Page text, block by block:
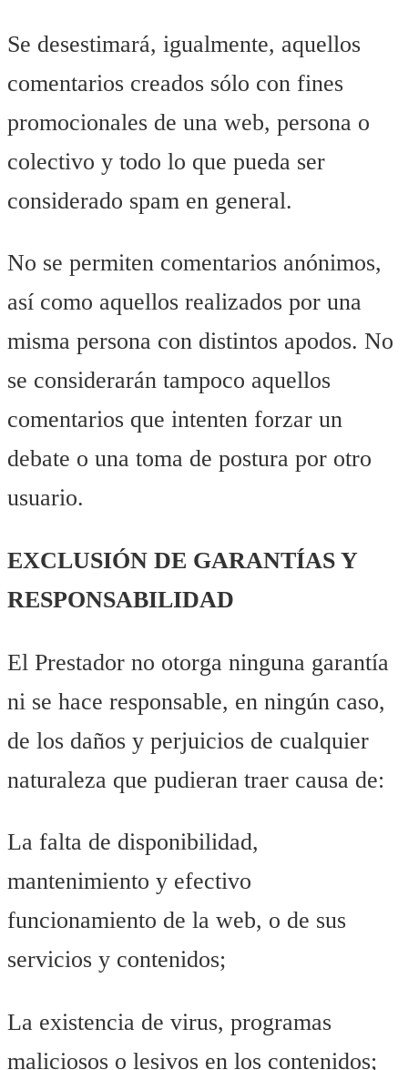
Se desestimará, igualmente, aquellos
comentarios creados sólo con fines
promocionales de una web, persona o
colectivo y todo lo que pueda ser
considerado spam en general.
No se permiten comentarios anónimos,
así como aquellos realizados por una
misma persona con distintos apodos. No
se considerarán tampoco aquellos
comentarios que intenten forzar un
debate o una toma de postura por otro
usuario.
EXCLUSIÓN DE GARANTÍAS Y
RESPONSABILIDAD
El Prestador no otorga ninguna garantía
ni se hace responsable, en ningún caso,
de los daños y perjuicios de cualquier
naturaleza que pudieran traer causa de:
La falta de disponibilidad,
mantenimiento y efectivo
funcionamiento de la web, o de sus
servicios y contenidos;
La existencia de virus, programas
maliciosos o lesivos en los contenidos;